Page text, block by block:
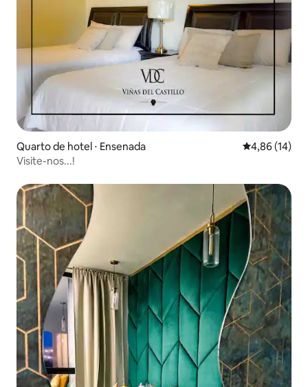
Quarto de hotel ⋅ Ensenada 4,86 de uma
4,86 (14)
Visite-nos...!